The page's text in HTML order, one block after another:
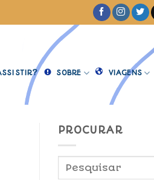
SOBRE VIAGENS
PROCURAR